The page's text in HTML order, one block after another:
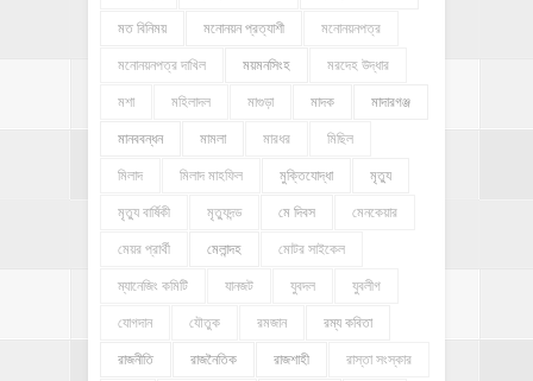
মত বিনিময় মনোনয়ন প্রত্যাশী মনোনয়নপত্র
মনোনয়নপত্র দাখিল ময়মনসিংহ মরদেহ উদ্ধার
মশা মহিলাদল মাগুড়া মাদক মাদারগঞ্জ
মানববন্ধন মামলা মারধর মিছিল
মিলাদ মিলাদ মাহফিল মুক্তিযোদ্ধা মৃত্যু
মৃত্যু বার্ষিকী মৃত্যুদন্ড মে দিবস মেনকেয়ার
মেয়র প্রার্থী মেলান্দহ মোটর সাইকেল
ম্যানেজিং কমিটি যানজট যুবদল যুবলীগ
যোগদান যৌতুক রমজান রম্য কবিতা
রাজনীতি রাজনৈতিক রাজশাহী রাস্তা সংস্কার